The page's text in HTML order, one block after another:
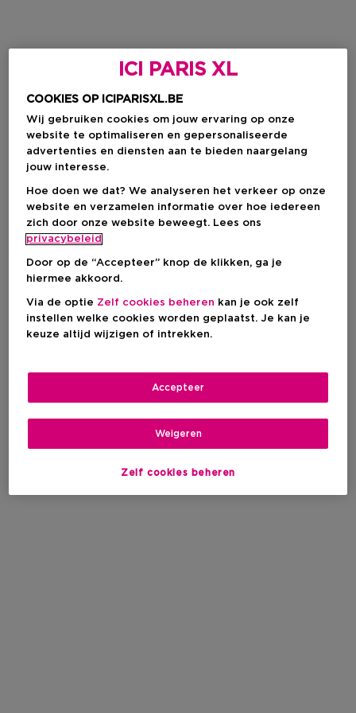
ICI PARIS XL
COOKIES OP ICIPARISXL.BE
Wij gebruiken cookies om jouw ervaring op onze
website te optimaliseren en gepersonaliseerde
advertenties en diensten aan te bieden naargelang
jouw interesse.
Hoe doen we dat? We analyseren het verkeer op onze
website en verzamelen informatie over hoe iedereen
zich door onze website beweegt. Lees ons
privacybeleid
Door op de “Accepteer” knop de klikken, ga je
hiermee akkoord.
Via de optie Zelf cookies beheren kan je ook zelf
instellen welke cookies worden geplaatst. Je kan je
keuze altijd wijzigen of intrekken.
Zelf cookies beheren
Weigeren
Accepteer